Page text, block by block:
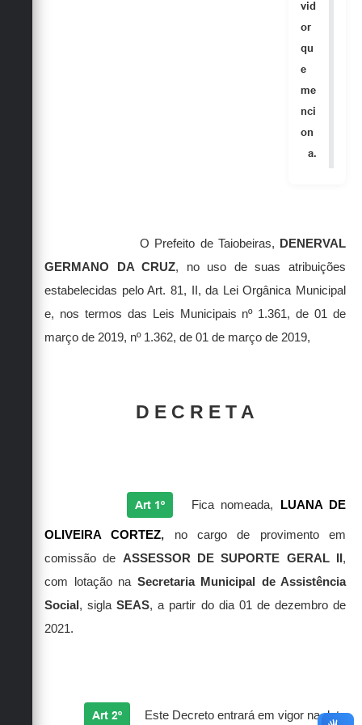
vid
or
qu
e
me
nci
on
a.
O Prefeito de Taiobeiras,
DENERVAL
GERMANO DA CRUZ, no uso de suas atribuições
estabelecidas pelo Art. 81, II, da Lei Orgânica Municipal
e, nos termos das Leis Municipais nº 1.361, de 01 de
março de 2019, nº 1.362, de 01 de março de 2019,
D E C R E T A
Art 1º Fica nomeada, LUANA DE
OLIVEIRA CORTEZ,
no cargo de provimento em
comissão de ASSESSOR DE SUPORTE GERAL II ,
com lotação na Secretaria Municipal de Assistência
Social , siglaSEAS, a partir do dia 01 de dezembro de
2021.
Art 2º Este Decreto entrará em vigor na data